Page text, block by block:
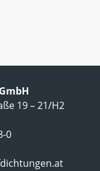
19 – 21/H2
0